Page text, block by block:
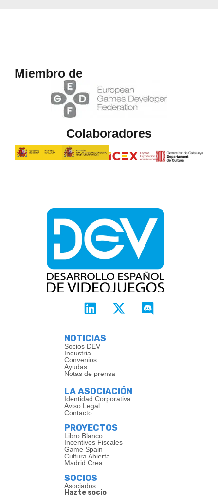
Miembro de
Colaboradores
NOTICIAS
Socios DEV
Industria
Convenios
Ayudas
Notas de prensa
LA ASOCIACIÓN
Identidad Corporativa
Aviso Legal
Contacto
PROYECTOS
Libro Blanco
Incentivos Fiscales
Game Spain
Cultura Abierta
Madrid Crea
SOCIOS
Asociados
Hazte socio